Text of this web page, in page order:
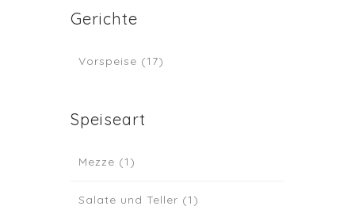
Gerichte
Vorspeise (17)
Speiseart
Mezze (1)
Salate und Teller (1)